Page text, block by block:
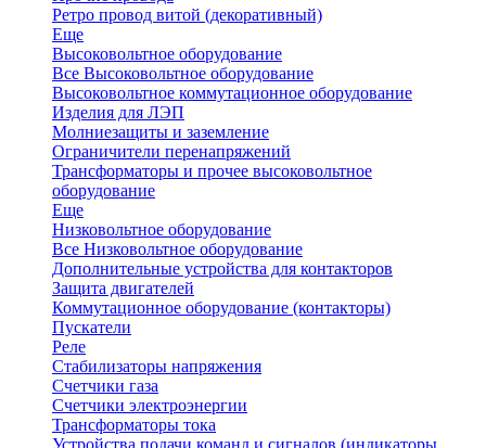
Ретро провод витой (декоративный)
Еще
Высоковольтное оборудование
Все Высоковольтное оборудование
Высоковольтное коммутационное оборудование
Изделия для ЛЭП
Молниезащиты и заземление
Ограничители перенапряжений
Трансформаторы и прочее высоковольтное
оборудование
Еще
Низковольтное оборудование
Все Низковольтное оборудование
Дополнительные устройства для контакторов
Защита двигателей
Коммутационное оборудование (контакторы)
Пускатели
Реле
Стабилизаторы напряжения
Счетчики газа
Счетчики электроэнергии
Трансформаторы тока
Устройства подачи команд и сигналов (индикаторы,